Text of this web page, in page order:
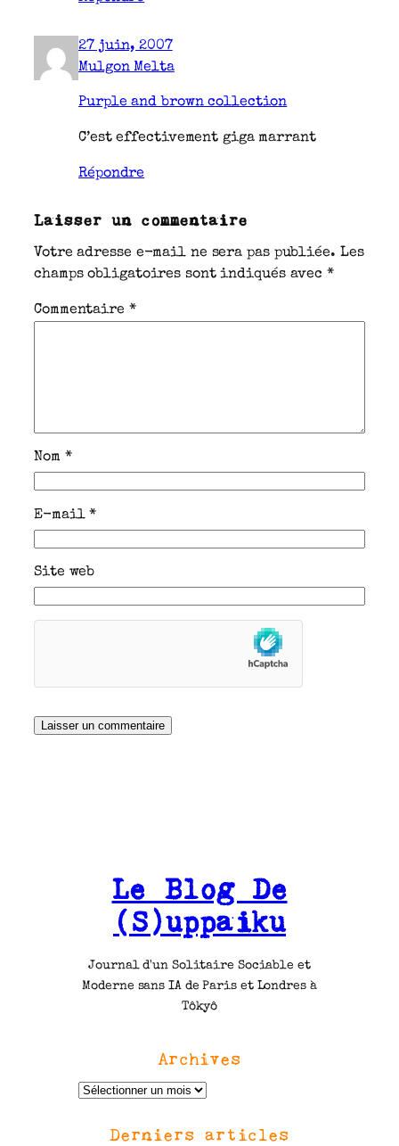
27 juin, 2007
Mulgon Melta
Purple and brown collection
C’est effectivement giga marrant
Répondre
Laisser un commentaire
Votre adresse e-mail ne sera pas publiée. Les
champs obligatoires sont indiqués avec*
Commentaire *
Nom *
E-mail*
Site web
Le Blog De
(S)uppaiku
Journal d'un Solitaire Sociable et
Moderne sans IA de Paris et Londres à
Tôkyô
Archives
A
Derniers articles